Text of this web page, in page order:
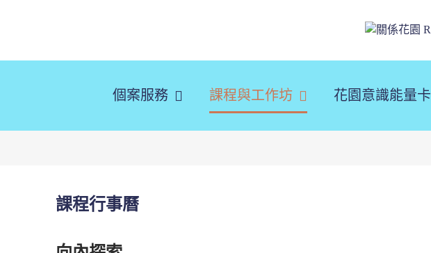
個案服務 課程與工作坊 花園意識能量卡
課程行事曆